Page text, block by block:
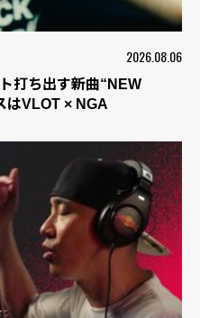
2026.08.06
打ち出す新曲“NEW
VLOT × NGA